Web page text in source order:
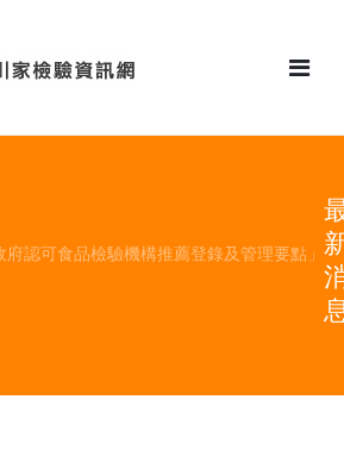
認可食品檢驗機構推薦登錄及管理要點」